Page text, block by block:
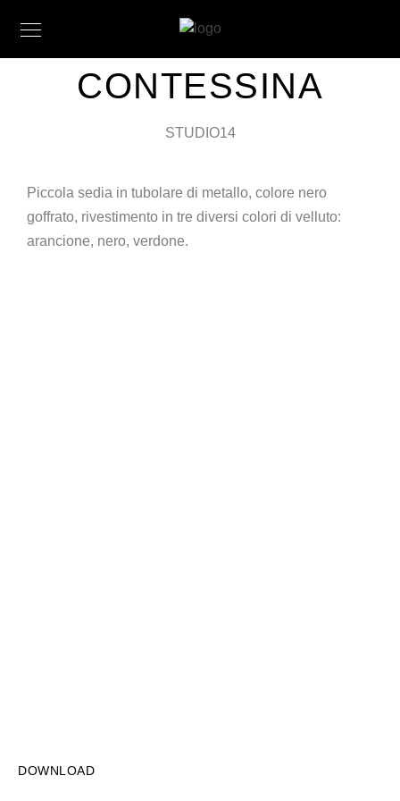
CONTESSINA
STUDIO14
Piccola sedia in tubolare di metallo, colore nero
goffrato, rivestimento in tre diversi colori di velluto:
arancione, nero, verdone.
DOWNLOAD